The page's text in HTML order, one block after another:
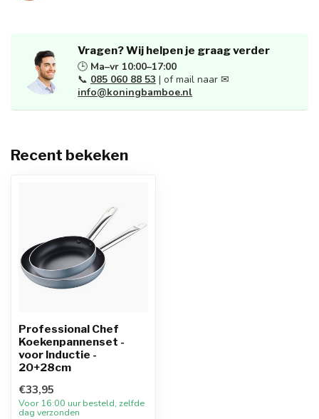
Vragen? Wij helpen je graag verder
🕒 Ma–vr 10:00–17:00
📞 085 060 88 53 | of mail naar ✉
info@koningbamboe.nl
Recent bekeken
Professional Chef
Koekenpannenset -
voor Inductie -
20+28cm
€33,95
Voor 16:00 uur besteld, zelfde
dag verzonden